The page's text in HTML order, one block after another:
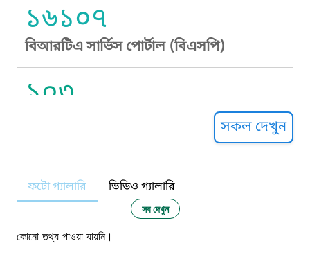
১৬১০৭
বিআরটিএ সার্ভিস পোর্টাল (বিএসপি)
১০৩
নারী ও শিশু নির্যাতন প্রতিরোধ
১০৬
সকল দেখুন
ফটো গ্যালারি ভিডিও গ্যালারি
সব দেখুন
কোনো তথ্য পাওয়া যায়নি।